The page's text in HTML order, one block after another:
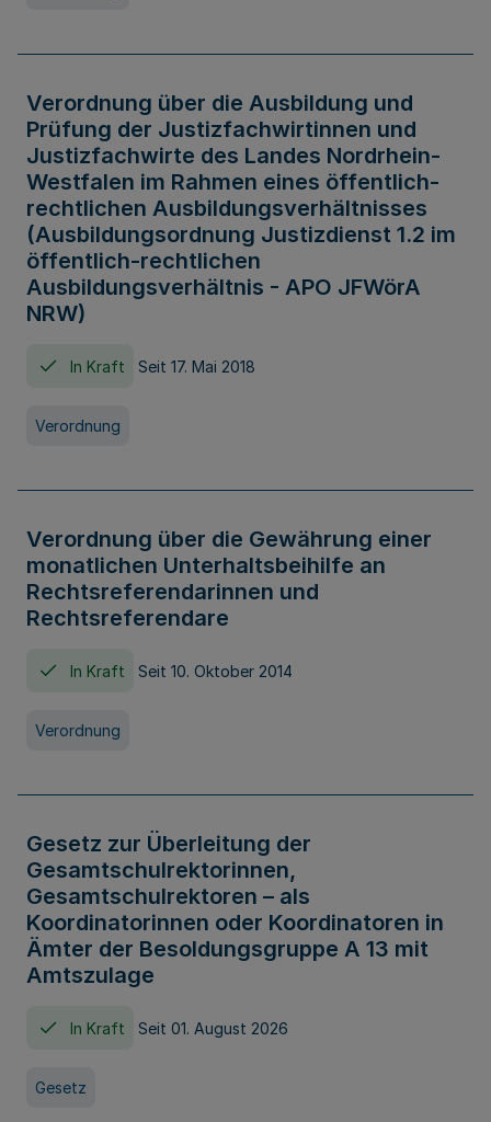
Verordnung über die Ausbildung und
Prüfung der Justizfachwirtinnen und
Justizfachwirte des Landes Nordrhein-
Westfalen im Rahmen eines öffentlich-
rechtlichen Ausbildungsverhältnisses
(Ausbildungsordnung Justizdienst 1.2 im
öffentlich-rechtlichen
Ausbildungsverhältnis - APO JFWörA
NRW)
In Kraft Seit 17. Mai 2018
Verordnung
Verordnung über die Gewährung einer
monatlichen Unterhaltsbeihilfe an
Rechtsreferendarinnen und
Rechtsreferendare
In Kraft Seit 10. Oktober 2014
Verordnung
Gesetz zur Überleitung der
Gesamtschulrektorinnen,
Gesamtschulrektoren – als
Koordinatorinnen oder Koordinatoren in
Ämter der Besoldungsgruppe A 13 mit
Amtszulage
In Kraft Seit 01. August 2026
Gesetz